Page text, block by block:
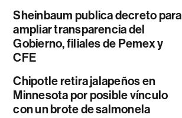
Sheinbaum publica decreto para
ampliar transparencia del
Gobierno, filiales de Pemex y
CFE
Chipotle retira jalapeños en
Minnesota por posible vínculo
con un brote de salmonela